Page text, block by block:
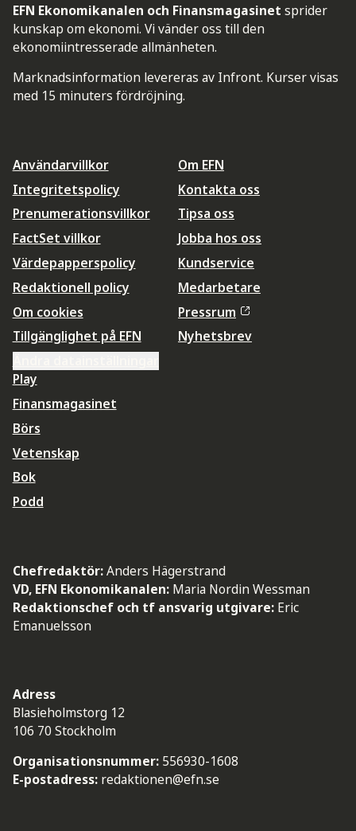
EFN Ekonomikanalen och Finansmagasinet sprider
kunskap om ekonomi. Vi vänder oss till den
ekonomiintresserade allmänheten.
Marknadsinformation levereras av Infront. Kurser visas
med 15 minuters fördröjning.
Användarvillkor
Integritetspolicy
Prenumerationsvillkor
FactSet villkor
Värdepapperspolicy
Redaktionell policy
Om cookies
Tillgänglighet på EFN
Om EFN
Kontakta oss
Tipsa oss
Jobba hos oss
Kundservice
Medarbetare
Pressrum
Nyhetsbrev
Play
Finansmagasinet
Börs
Vetenskap
Bok
Podd
Chefredaktör:Anders Hägerstrand
VD, EFN Ekonomikanalen: Maria Nordin Wessman
Redaktionschef och tf ansvarig utgivare: Eric
Emanuelsson
Adress
Blasieholmstorg 12
106 70 Stockholm
Organisationsnummer: 556930-1608
E-postadress: redaktionen@efn.se